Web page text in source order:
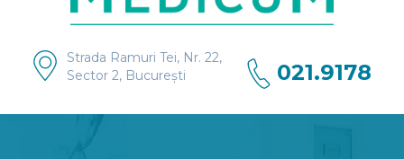
Strada Ramuri Tei, Nr. 22,
Sector 2, București
021.9178